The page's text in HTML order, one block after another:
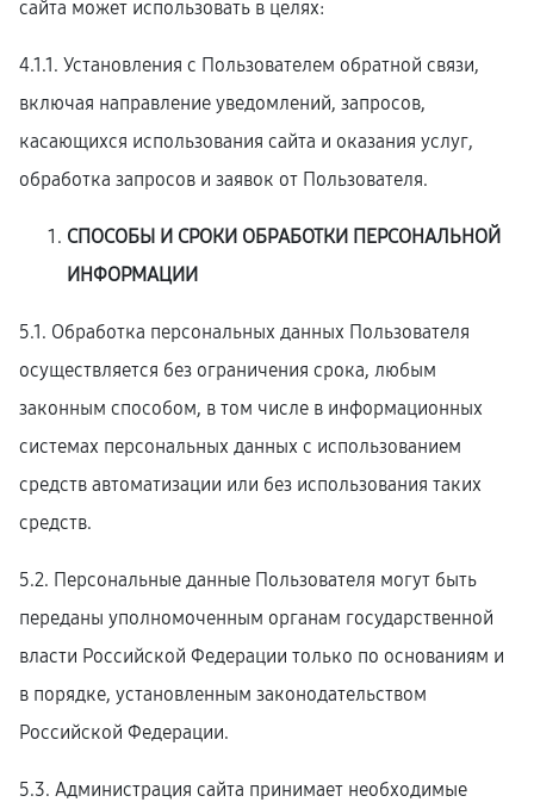
сайта может использовать в целях:
4.1.1. Установления с Пользователем обратной связи,
включая направление уведомлений, запросов,
касающихся использования сайта и оказания услуг,
обработка запросов и заявок от Пользователя.
СПОСОБЫ И СРОКИ ОБРАБОТКИ ПЕРСОНАЛЬНОЙ
ИНФОРМАЦИИ
5.1. Обработка персональных данных Пользователя
осуществляется без ограничения срока, любым
законным способом, в том числе в информационных
системах персональных данных с использованием
средств автоматизации или без использования таких
средств.
5.2. Персональные данные Пользователя могут быть
переданы уполномоченным органам государственной
власти Российской Федерации только по основаниям и
в порядке, установленным законодательством
Российской Федерации.
5.3. Администрация сайта принимает необходимые